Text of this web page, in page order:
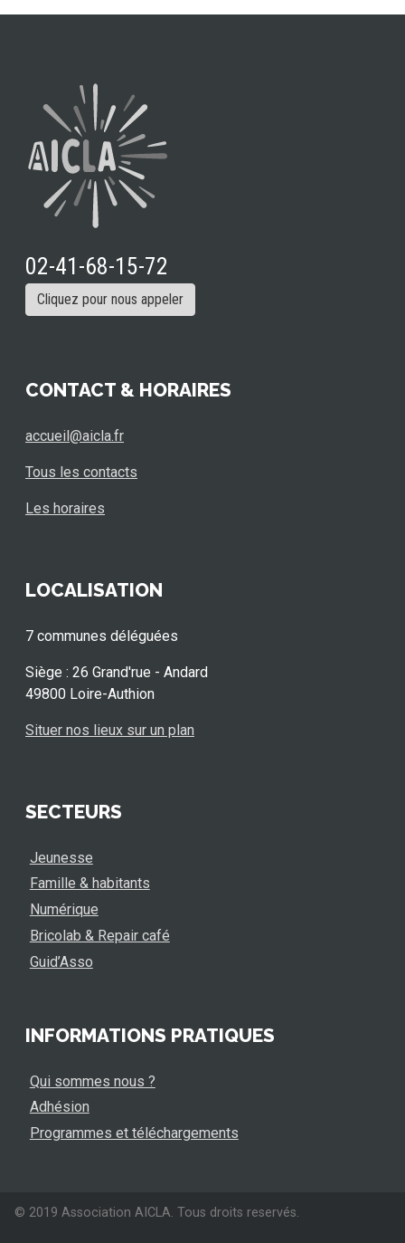
02-41-68-15-72
Cliquez pour nous appeler
CONTACT & HORAIRES
accueil@aicla.fr
Tous les contacts
Les horaires
LOCALISATION
7 communes déléguées
Siège : 26 Grand'rue - Andard
49800 Loire-Authion
Situer nos lieux sur un plan
SECTEURS
Jeunesse
Famille & habitants
Numérique
Bricolab & Repair café
Guid’Asso
INFORMATIONS PRATIQUES
Qui sommes nous ?
Adhésion
Programmes et téléchargements
© 2019 Association AICLA. Tous droits reservés.